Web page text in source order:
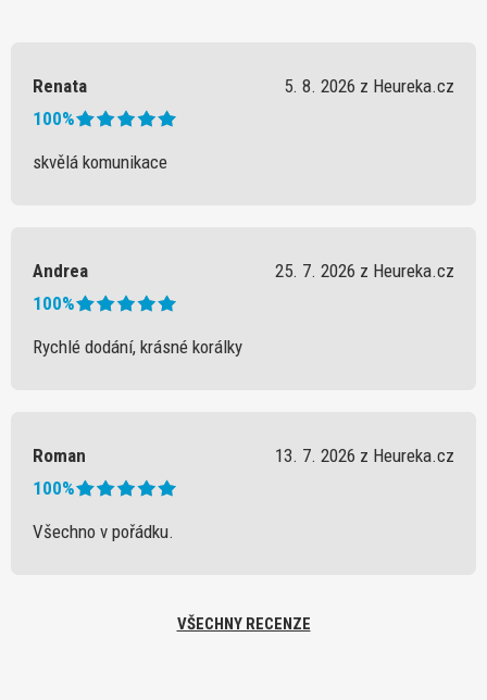
Renata
5. 8. 2026 z Heureka.cz
100%
skvělá komunikace
Andrea
25. 7. 2026 z Heureka.cz
100%
Rychlé dodání, krásné korálky
Roman
13. 7. 2026 z Heureka.cz
100%
Všechno v pořádku.
VŠECHNY RECENZE